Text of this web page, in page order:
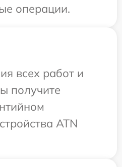
операции.
всех работ и
получите
ATN